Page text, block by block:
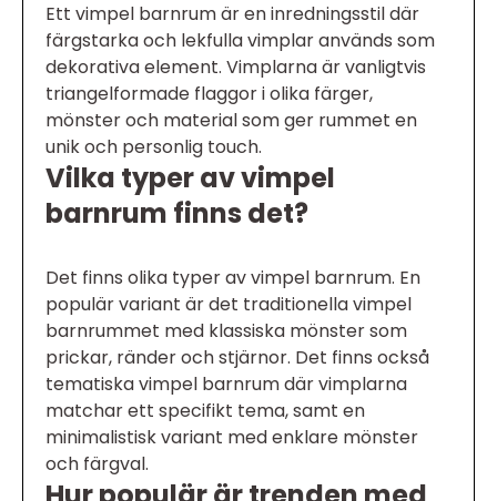
Ett vimpel barnrum är en inredningsstil där
färgstarka och lekfulla vimplar används som
dekorativa element. Vimplarna är vanligtvis
triangelformade flaggor i olika färger,
mönster och material som ger rummet en
unik och personlig touch.
Vilka typer av vimpel
barnrum finns det?
Det finns olika typer av vimpel barnrum. En
populär variant är det traditionella vimpel
barnrummet med klassiska mönster som
prickar, ränder och stjärnor. Det finns också
tematiska vimpel barnrum där vimplarna
matchar ett specifikt tema, samt en
minimalistisk variant med enklare mönster
och färgval.